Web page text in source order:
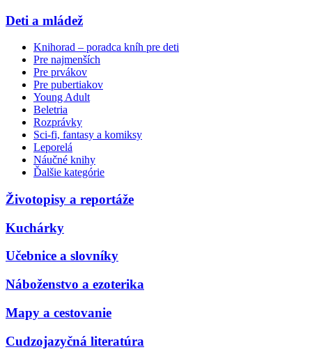
Deti a mládež
Knihorad – poradca kníh pre deti
Pre najmenších
Pre prvákov
Pre pubertiakov
Young Adult
Beletria
Rozprávky
Sci-fi, fantasy a komiksy
Leporelá
Náučné knihy
Ďalšie kategórie
Životopisy a reportáže
Kuchárky
Učebnice a slovníky
Náboženstvo a ezoterika
Mapy a cestovanie
Cudzojazyčná literatúra